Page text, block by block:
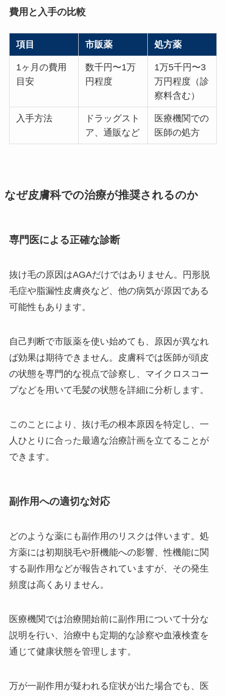
費用と入手の比較
項目 市販薬 処方薬
1ヶ月の費用
目安
数千円〜1万
円程度
1万5千円〜3
万円程度（診
察料含む）
入手方法
ドラッグスト
ア、通販など
医療機関での
医師の処方
なぜ皮膚科での治療が推奨されるのか
専門医による正確な診断
抜け毛の原因はAGAだけではありません。円形脱
毛症や脂漏性皮膚炎など、他の病気が原因である
可能性もあります。
自己判断で市販薬を使い始めても、原因が異なれ
ば効果は期待できません。皮膚科では医師が頭皮
の状態を専門的な視点で診察し、マイクロスコー
プなどを用いて毛髪の状態を詳細に分析します。
このことにより、抜け毛の根本原因を特定し、一
人ひとりに合った最適な治療計画を立てることが
できます。
副作用への適切な対応
どのような薬にも副作用のリスクは伴います。処
方薬には初期脱毛や肝機能への影響、性機能に関
する副作用などが報告されていますが、その発生
頻度は高くありません。
医療機関では治療開始前に副作用について十分な
説明を行い、治療中も定期的な診察や血液検査を
通じて健康状態を管理します。
万が一副作用が疑われる症状が出た場合でも、医